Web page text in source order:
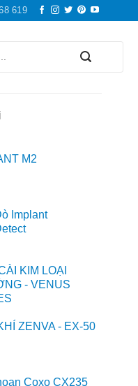
619
M2
Implant
KIM LOẠI
- VENUS
ZENVA - EX-50
Coxo CX235